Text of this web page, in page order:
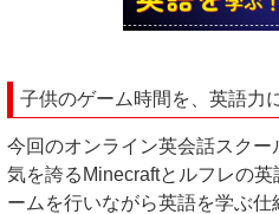
子供のゲーム時間を、英語力
今回のオンライン英会話スクー
気を誇るMinecraftとルフレの
ームを行いながら英語を学ぶ仕